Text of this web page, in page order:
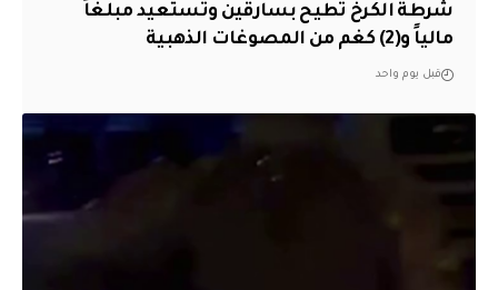
شرطة الكرخ تطيح بسارقين وتستعيد مبلغاً
مالياً و(2) كغم من المصوغات الذهبية
قبل يوم واحد